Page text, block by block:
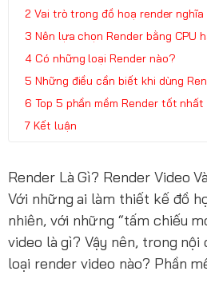
Vai trò trong đồ hoạ render nghĩa
Nên lựa chọn Render bằng CPU
Có những loại Render nào?
Những điều cần biết khi dùng
Top 5 phần mềm Render tốt
Kết luận
Render Là Gì? Render Video
Với những ai làm thiết kế đồ
nhiên, với những “tấm chiếu
video là gì? Vậy nên, trong
loại render video nào? Phần